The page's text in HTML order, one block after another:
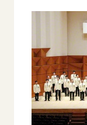
略年表
入会について
関連団体
道府県中心会館
墓地公園・納骨堂
聖教ブックスト
soka youth
Soka Gakkai グ
SGIピースサイト
ご意見
ご利用にあたっ